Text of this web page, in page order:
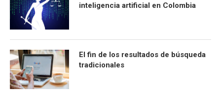
inteligencia artificial en Colombia
El fin de los resultados de búsqueda
tradicionales